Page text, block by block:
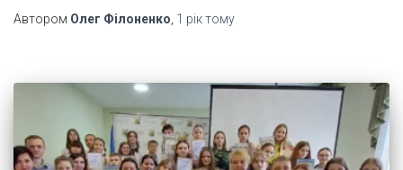
Автором Олег Філоненко 1 ріктому